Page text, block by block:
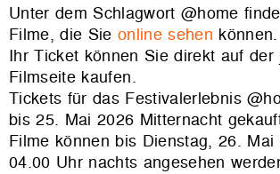
Unter dem Schlagwort @home
Filme, die Sie online sehen können.
Ihr Ticket können Sie direkt auf der
Filmseite kaufen.
Tickets für das Festivalerlebnis
bis 25. Mai 2026 Mitternacht
Filme können bis Dienstag, 26. Mai
04.00 Uhr nachts angesehen